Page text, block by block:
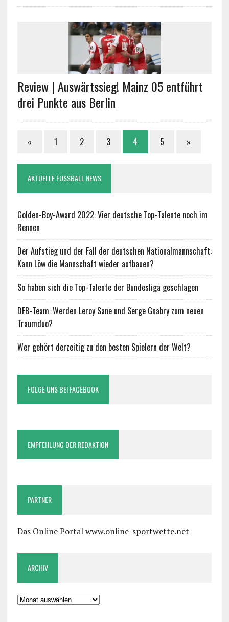
Review | Auswärtssieg! Mainz 05 entführt
drei Punkte aus Berlin
« 1 2 3 4 5 »
AKTUELLE FUSSBALL NEWS
Golden-Boy-Award 2022: Vier deutsche Top-Talente noch im
Rennen
Der Aufstieg und der Fall der deutschen Nationalmannschaft:
Kann Löw die Mannschaft wieder aufbauen?
So haben sich die Top-Talente der Bundesliga geschlagen
DFB-Team: Werden Leroy Sane und Serge Gnabry zum neuen
Traumduo?
Wer gehört derzeitig zu den besten Spielern der Welt?
FOLGE UNS BEI FACEBOOK
EMPFEHLUNG DER REDAKTION
PARTNER
Das Online Portal www.online-sportwette.net
ARCHIV
Archiv